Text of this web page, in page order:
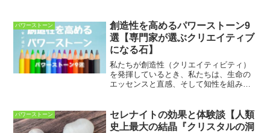
の枠組みや今の常識感など、あなたを現
状に縛り付けるものを打ち...
パワーストーン
創造性を高めるパワーストーン9
選【専門家が選ぶクリエイティブ
になる石】
私たちが創造性（クリエイティビティ）
を発揮しているとき、私たちは、生命の
エッセンスと直感、そして知性を組み合
活にインスピレーションがもたらされる
のです。新しいプロジェク...
パワーストーン
セレナイトの効果と体験談【人類
史上最大の結晶『クリスタルの洞